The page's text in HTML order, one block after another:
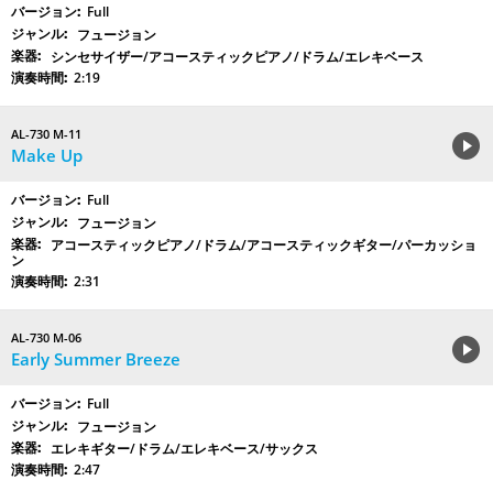
Full
フュージョン
シンセサイザー/アコースティックピアノ/ドラム/エレキベース
2:19
AL-730 M-11
Make Up
Full
フュージョン
アコースティックピアノ/ドラム/アコースティックギター/パーカッショ
ン
2:31
AL-730 M-06
Early Summer Breeze
Full
フュージョン
エレキギター/ドラム/エレキベース/サックス
2:47